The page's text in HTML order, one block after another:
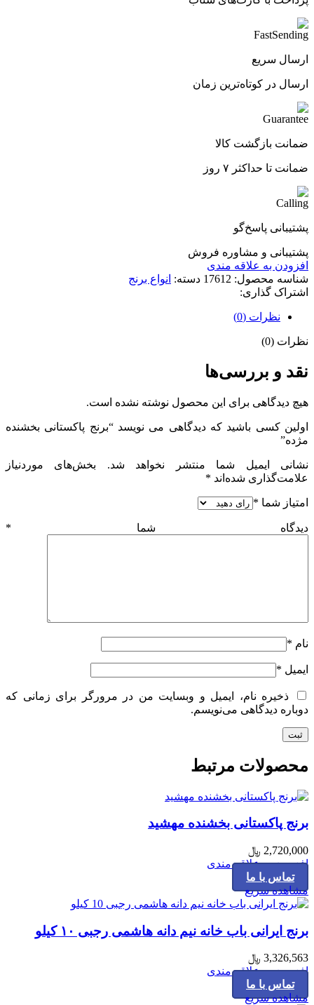
ارسال سریع
ارسال در کوتاه‌ترین زمان
ضمانت بازگشت کالا
ضمانت تا حداکثر ۷ روز
پشتیبانی پاسخ‌گو
پشتیبانی و مشاوره فروش
افزودن به علاقه مندی
شناسه محصول: 17612 دسته: انواع برنج
اشتراک گذاری:
نظرات (0)
نظرات (0)
نقد و بررسی‌ها
هیچ دیدگاهی برای این محصول نوشته نشده است.
اولین کسی باشید که دیدگاهی می نویسد “برنج پاکستانی بخشنده
مژده”
نشانی ایمیل شما منتشر نخواهد شد.
بخش‌های موردنیاز
علامت‌گذاری شده‌اند *
امتیاز شما *
دیدگاه شما *
نام *
ایمیل *
ذخیره نام، ایمیل و وبسایت من در مرورگر برای زمانی که
دوباره دیدگاهی می‌نویسم.
محصولات مرتبط
برنج پاکستانی بخشنده مهشید
2,720,000 ﷼
افزودن به علاقه مندی
تماس با ما
مشاهده سریع
برنج ایرانی باب خانه نیم دانه هاشمی رجبی ۱۰ کیلو
3,326,563 ﷼
افزودن به علاقه مندی
تماس با ما
مشاهده سریع